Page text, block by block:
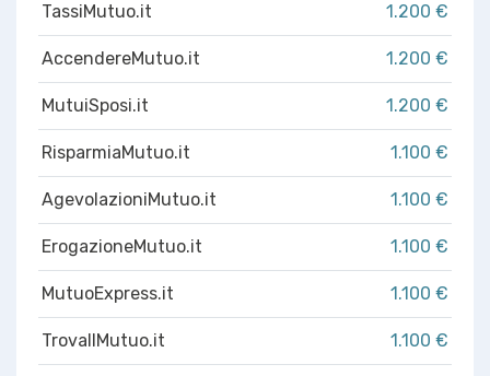
TassiMutuo.it 1.200 €
AccendereMutuo.it 1.200 €
MutuiSposi.it 1.200 €
RisparmiaMutuo.it 1.100 €
AgevolazioniMutuo.it 1.100 €
ErogazioneMutuo.it 1.100 €
MutuoExpress.it 1.100 €
TrovaIlMutuo.it 1.100 €